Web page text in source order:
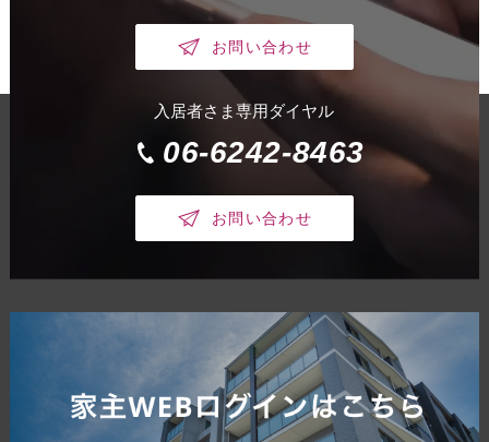
お問い合わせ
入居者さま専用ダイヤル
06-6242-8463
お問い合わせ